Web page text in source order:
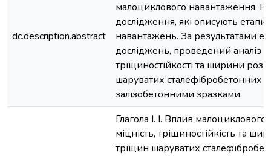
dc.description.abstract
малоциклового навантаження.
дослідження, які описують етапи
навантажень. За результатами
досліджень, проведений аналіз
тріщиностійкості та ширини
шаруватих сталефібробетонних
залізобетонними зразками.
Глагола І. І. Вплив
міцність, тріщиностійкість та
тріщин шаруватих